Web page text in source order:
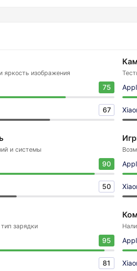
яркость изображения
75
67
и системы
90
50
зарядки
95
81